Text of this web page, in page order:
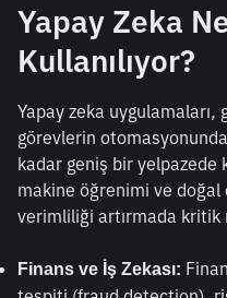
Yapay Zeka
Kullanılıyor?
Yapay zeka
görevlerin
kadar geniş bir yelpazede
makine öğrenimi ve
verimliliği artırmada kritik
Finans ve İş Zekası: